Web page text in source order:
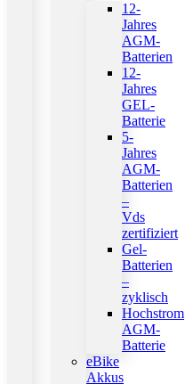
12-
Jahres
AGM-
Batterien
12-
Jahres
GEL-
Batterie
5-
Jahres
AGM-
Batterien
–
Vds
zertifiziert
Gel-
Batterien
–
zyklisch
Hochstrom
AGM-
Batterie
eBike
Akkus